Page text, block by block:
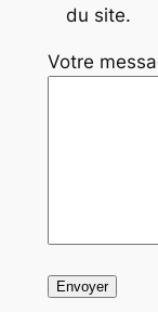
du site.
Votre